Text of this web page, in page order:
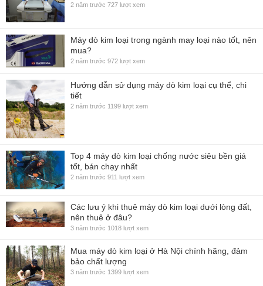
2 năm trước 727 lượt xem
Máy dò kim loại trong ngành may loại nào tốt, nên
mua?
2 năm trước 972 lượt xem
Hướng dẫn sử dụng máy dò kim loại cụ thể, chi
tiết
2 năm trước 1199 lượt xem
Top 4 máy dò kim loại chống nước siêu bền giá
tốt, bán chạy nhất
2 năm trước 911 lượt xem
Các lưu ý khi thuê máy dò kim loại dưới lòng đất,
nên thuê ở đâu?
3 năm trước 1018 lượt xem
Mua máy dò kim loại ở Hà Nội chính hãng, đảm
bảo chất lượng
3 năm trước 1399 lượt xem